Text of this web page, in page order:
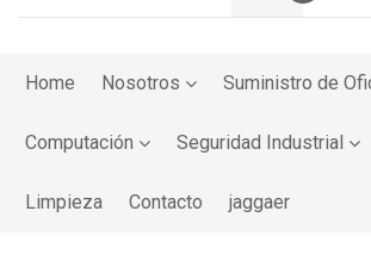
toHome Nosotros Suministro de
Computación Seguridad Industrial
Limpieza Contacto jaggaer